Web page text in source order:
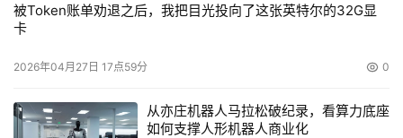
营运费用减少，获得全年无休可用性，而直接影响客户。
（天极商务-八云）
被Token账单劝退之后，我把目光投向了这张英特尔的32G显
卡
2026年04月27日 17点59分 0
从亦庄机器人马拉松破纪录，看算力底座
如何支撑人形机器人商业化